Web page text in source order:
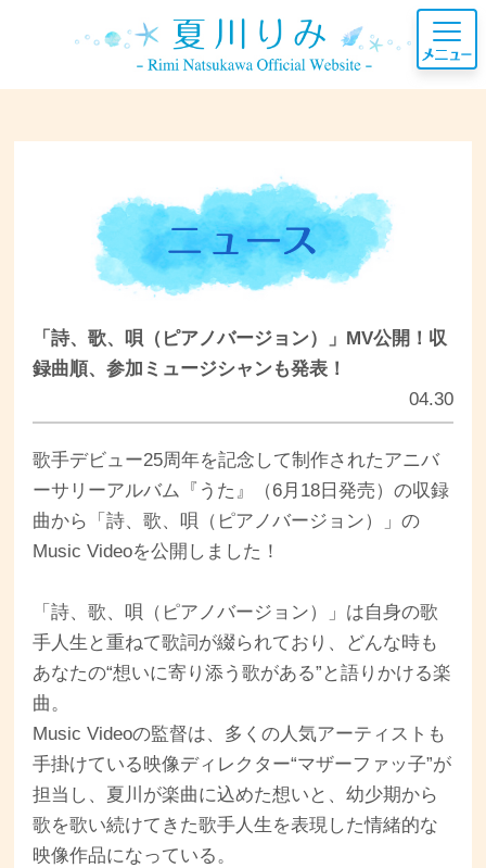
「詩、歌、唄（ピアノバージョン）」MV公開！収
録曲順、参加ミュージシャンも発表！
04.30
歌手デビュー25周年を記念して制作されたアニバ
ーサリーアルバム『うた』（6月18日発売）の収録
曲から「詩、歌、唄（ピアノバージョン）」の
Music Videoを公開しました！
「詩、歌、唄（ピアノバージョン）」は自身の歌
手人生と重ねて歌詞が綴られており、どんな時も
あなたの“想いに寄り添う歌がある”と語りかける楽
曲。
Music Videoの監督は、多くの人気アーティストも
手掛けている映像ディレクター“マザーファッ子”が
担当し、夏川が楽曲に込めた想いと、幼少期から
歌を歌い続けてきた歌手人生を表現した情緒的な
映像作品になっている。